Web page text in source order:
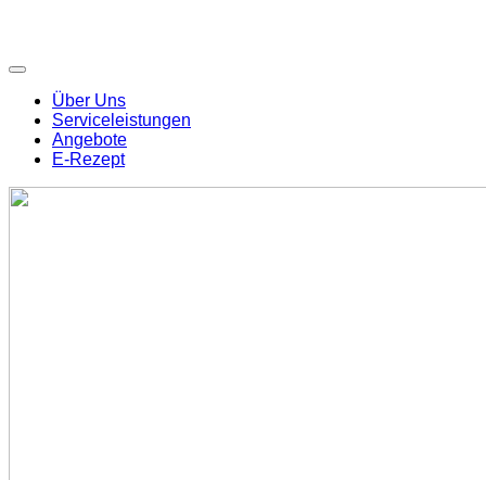
Über Uns
Serviceleistungen
Angebote
E-Rezept